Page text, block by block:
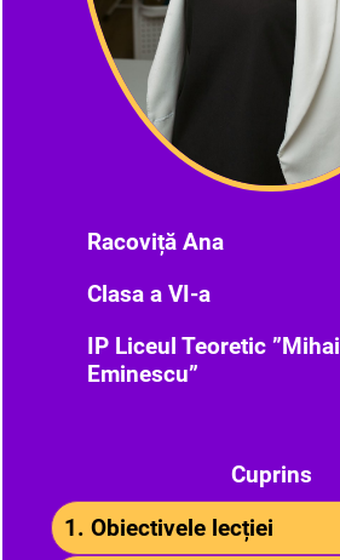
Racoviță Ana
Clasa a VI-a
IP Liceul Teoretic ”Mihai
Eminescu”
Cuprins
1. Obiectivele lecției